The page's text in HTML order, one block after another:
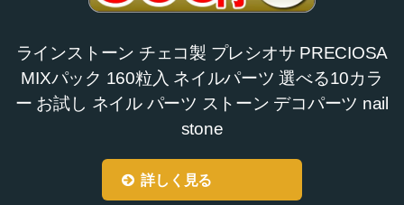
ラインストーン チェコ製 プレシオサ PRECIOSA
MIXパック 160粒入 ネイルパーツ 選べる10カラ
ー お試し ネイル パーツ ストーン デコパーツ nail
stone
詳しく見る